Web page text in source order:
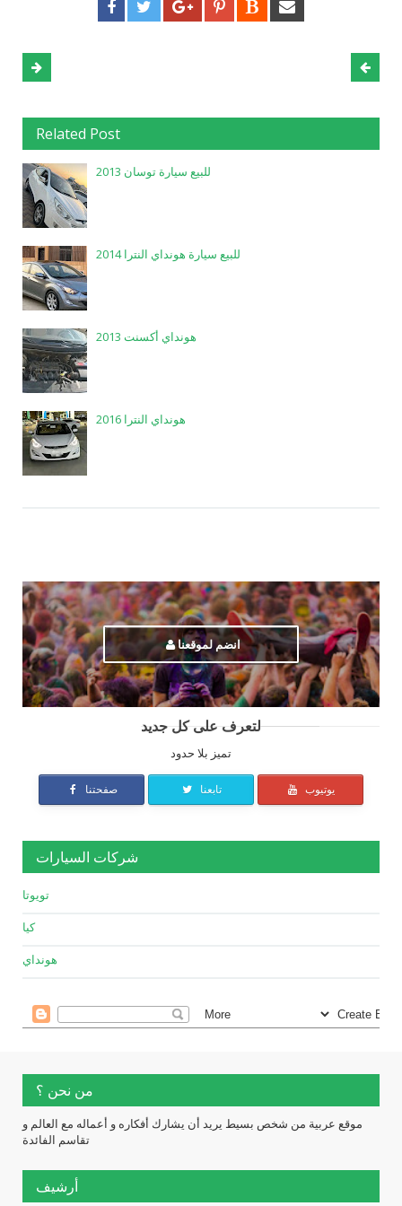
Related Post
للبيع سيارة توسان 2013
للبيع سيارة هونداي النترا 2014
هونداي أكسنت 2013
هونداي النترا 2016
انضم لموقعنا
لتعرف على كل جديد
تميز بلا حدود
صفحتنا تابعنا يوتيوب
شركات السيارات
تويوتا
كيا
هونداي
من نحن ؟
موقع عربية من شخص بسيط يريد أن يشارك أفكاره و أعماله مع العالم و
تقاسم الفائدة
أرشيف